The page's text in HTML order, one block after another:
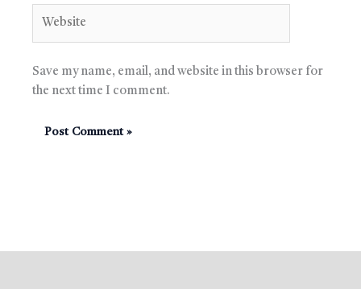
Save my name, email, and website in this browser for
the next time I comment.